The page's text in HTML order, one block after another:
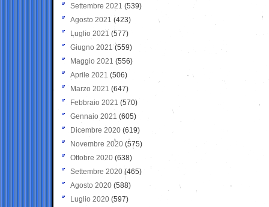
Settembre 2021 (539)
Agosto 2021 (423)
Luglio 2021 (577)
Giugno 2021(559)
Maggio 2021 (556)
Aprile 2021 (506)
Marzo 2021 (647)
Febbraio 2021 (570)
Gennaio 2021 (605)
Dicembre 2020 (619)
Novembre 2020 (575)
Ottobre 2020 (638)
Settembre 2020(465)
Agosto 2020 (588)
Luglio 2020 (597)